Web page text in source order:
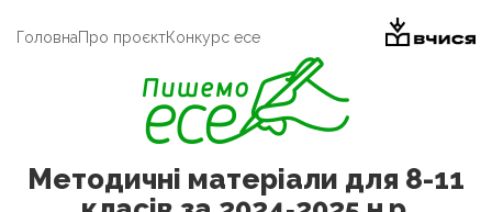
ГоловнаПро проєктКонкурс есе
Методичні матеріали для 8-11